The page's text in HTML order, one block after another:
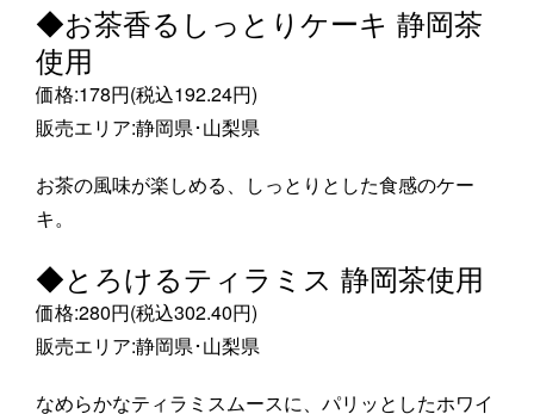
◆お茶香るしっとりケーキ 静岡茶
使用
価格:178円(税込192.24円)
販売エリア:静岡県･山梨県
お茶の風味が楽しめる、しっとりとした食感のケー
キ。
◆とろけるティラミス 静岡茶使用
価格:280円(税込302.40円)
販売エリア:静岡県･山梨県
なめらかなティラミスムースに、パリッとしたホワイ